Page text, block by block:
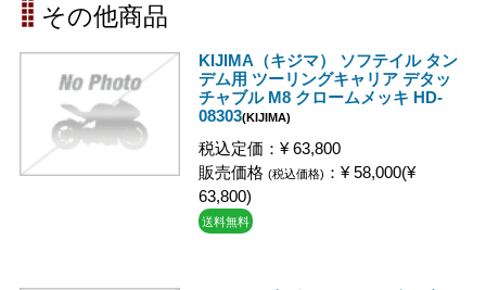
その他商品
KIJIMA（キジマ） ソフテイル タン
デム用 ツーリングキャリア デタッ
チャブル M8 クロームメッキ HD-
08303(KIJIMA)
税込定価：¥ 63,800
販売価格 (税込価格) ：¥ 58,000(¥
63,800)
送料無料